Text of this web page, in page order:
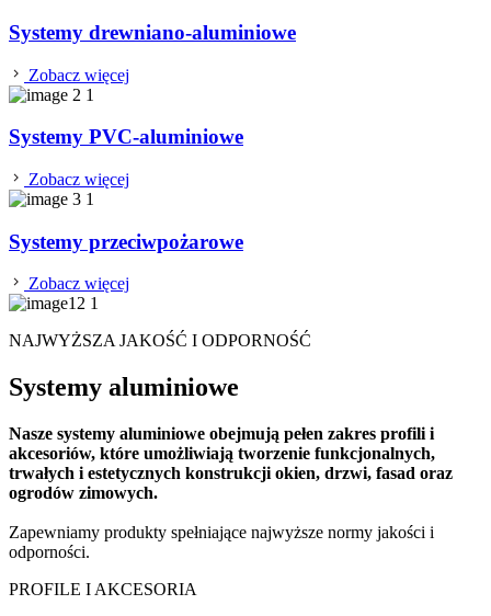
Systemy drewniano-aluminiowe
Zobacz więcej
Systemy PVC-aluminiowe
Zobacz więcej
Systemy przeciwpożarowe
Zobacz więcej
NAJWYŻSZA JAKOŚĆ I ODPORNOŚĆ
Systemy aluminiowe
Nasze systemy aluminiowe obejmują pełen zakres profili i
akcesoriów, które umożliwiają tworzenie funkcjonalnych,
trwałych i estetycznych konstrukcji okien, drzwi, fasad oraz
ogrodów zimowych.
Zapewniamy produkty spełniające najwyższe normy jakości i
odporności.
PROFILE I AKCESORIA